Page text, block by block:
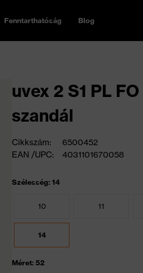
Fenntarthatóság Blog
uvex 2 S1 PL
szandál
Cikkszám:
6500452
EAN /UPC:
4031101670058
Szélesség: 14
10 11
14
Méret: 52